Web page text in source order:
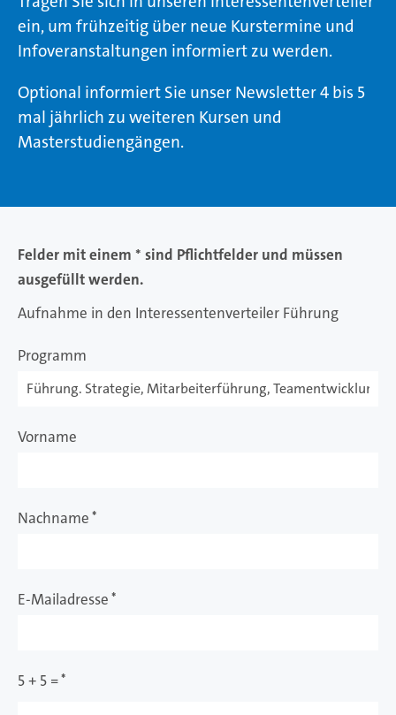
ein, um frühzeitig über neue Kurstermine und
Infoveranstaltungen informiert zu werden.
Optional informiert Sie unser Newsletter 4 bis 5
mal jährlich zu weiteren Kursen und
Masterstudiengängen.
Felder mit einem * sind Pflichtfelder und müssen
ausgefüllt werden.
Aufnahme in den Interessentenverteiler Führung
Programm
Vorname
Nachname *
E-Mailadresse *
5 + 5 =*